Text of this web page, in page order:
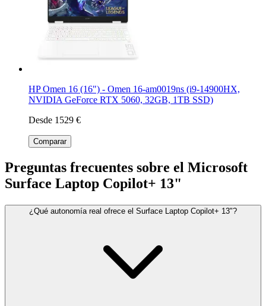
HP Omen 16 (16") - Omen 16-am0019ns (i9-14900HX,
NVIDIA GeForce RTX 5060, 32GB, 1TB SSD)
Desde 1529 €
Comparar
Preguntas frecuentes sobre el Microsoft
Surface Laptop Copilot+ 13"
¿Qué autonomía real ofrece el Surface Laptop Copilot+ 13"?